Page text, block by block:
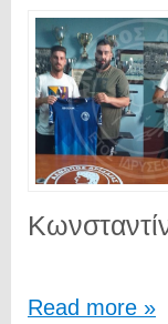
Read more »